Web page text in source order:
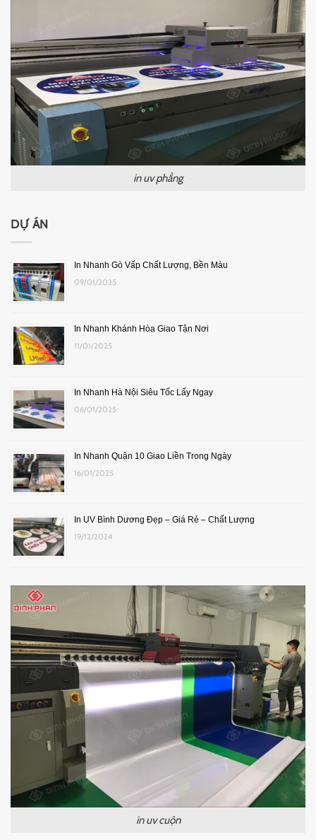
in uv phẳng
DỰ ÁN
In Nhanh Gò Vấp Chất Lượng, Bền Màu
09/01/2025
In Nhanh Khánh Hòa Giao Tận Nơi
11/01/2025
In Nhanh Hà Nội Siêu Tốc Lấy Ngay
06/01/2025
In Nhanh Quận 10 Giao Liền Trong Ngày
16/01/2025
In UV Bình Dương Đẹp – Giá Rẻ – Chất Lượng
19/12/2024
in uv cuộn